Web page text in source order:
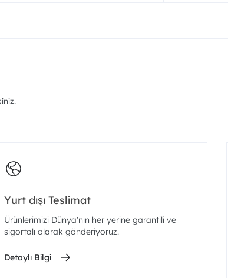
Yurt dışı Teslimat
Ürünlerimizi Dünya'nın her yerine garantili ve
sigortalı olarak gönderiyoruz.
Detaylı Bilgi